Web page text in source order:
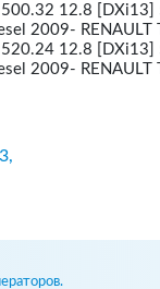
500.32 12.8
2009-
520.24 12.8
2009-